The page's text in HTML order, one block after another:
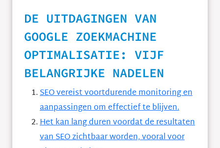
DE UITDAGINGEN VAN
GOOGLE ZOEKMACHINE
OPTIMALISATIE: VIJF
BELANGRIJKE NADELEN
SEO vereist voortdurende monitoring en
aanpassingen om effectief te blijven.
Het kan lang duren voordat de resultaten
van SEO zichtbaar worden, vooral voor